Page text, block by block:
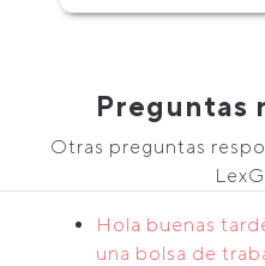
Preguntas
Otras preguntas
Hola buenas
una bolsa de